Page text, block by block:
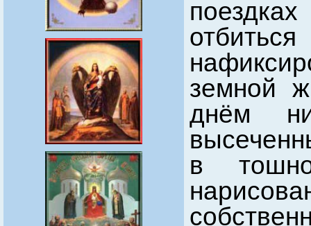
земной
днём
в